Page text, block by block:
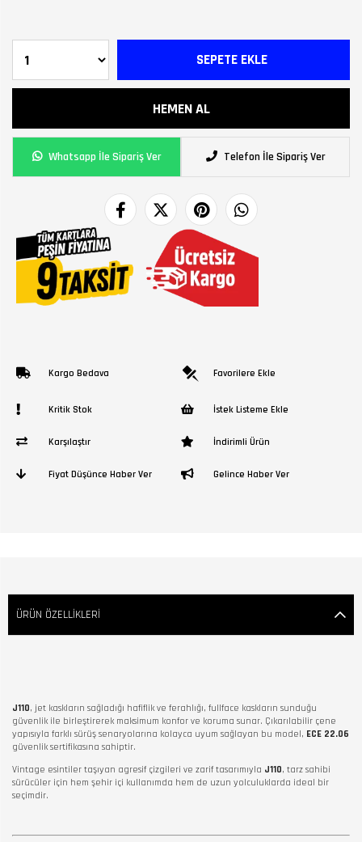
Whatsapp İle Sipariş Ver Telefon İle Sipariş Ver
Kargo Bedava Favorilere Ekle
Kritik Stok İstek Listeme Ekle
Karşılaştır İndirimli Ürün
Fiyat Düşünce Haber Ver Gelince Haber Ver
ÜRÜN ÖZELLIKLERI
J110, jet kaskların sağladığı hafiflik ve ferahlığı, fullface kaskların sunduğu
güvenlik ile birleştirerek maksimum konfor ve koruma sunar. Çıkarılabilir çene
yapısıyla farklı sürüş senaryolarına kolayca uyum sağlayan bu model, ECE 22.06
güvenlik sertifikasına sahiptir.
Vintage esintiler taşıyan agresif çizgileri ve zarif tasarımıyla J110, tarz sahibi
sürücüler için hem şehir içi kullanımda hem de uzun yolculuklarda ideal bir
seçimdir.